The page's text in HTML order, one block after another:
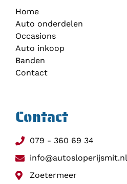
Home
Auto onderdelen
Occasions
Auto inkoop
Banden
Contact
Contact
079 - 360 69 34
info@autosloperijsmit.nl
Zoetermeer